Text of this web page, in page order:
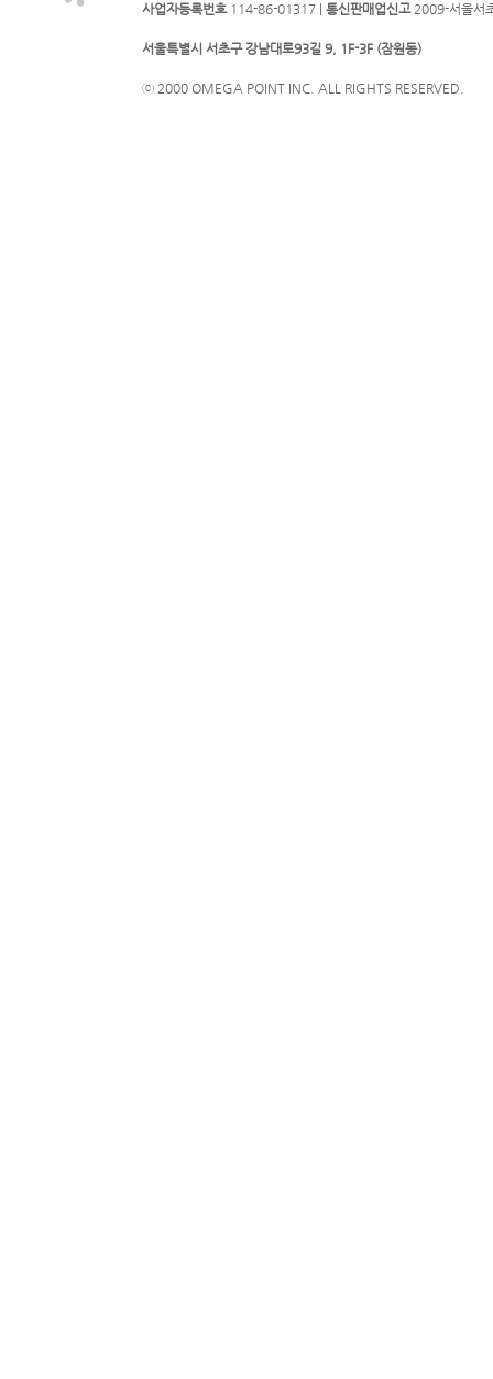
사업자등록번호114-86-01317 | 통신판매업신고2009-서울서
서울특별시 서초구 강남대로93길 9, 1F-3F (잠원동)
ⓒ 2000 OMEGA POINT INC. ALL RIGHTS RESERVED.